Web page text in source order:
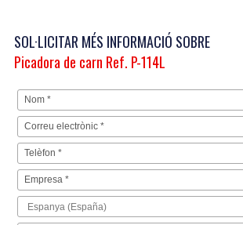
SOL·LICITAR MÉS INFORMACIÓ SOBRE
Picadora de carn Ref. P-114L